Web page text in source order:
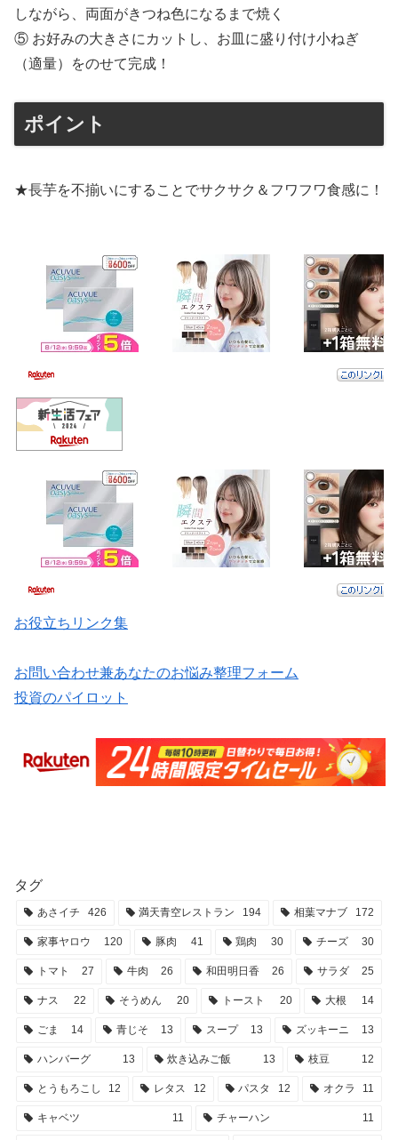
しながら、両面がきつね色になるまで焼く
⑤ お好みの大きさにカットし、お皿に盛り付け小ねぎ
（適量）をのせて完成！
ポイント
★長芋を不揃いにすることでサクサク＆フワフワ食感に！
お役立ちリンク集
お問い合わせ兼あなたのお悩み整理フォーム
投資のパイロット
タグ
あさイチ 426 満天青空レストラン 194 相葉マナブ 172
家事ヤロウ 120 豚肉 41 鶏肉 30 チーズ 30
トマト 27 牛肉 26 和田明日香 26 サラダ 25
ナス 22 そうめん 20 トースト 20 大根 14
ごま 14 青じそ 13 スープ 13 ズッキーニ 13
ハンバーグ 13 炊き込みご飯 13 枝豆 12
とうもろこし 12 レタス 12 パスタ 12 オクラ 11
キャベツ 11 チャーハン 11